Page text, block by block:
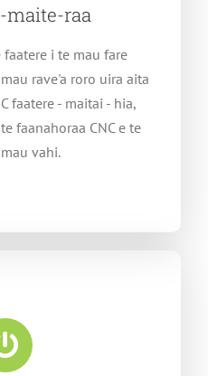
maite-raa
i te mau fare
rave'a roro uira aita
faatere - maitai - hia,
faanahoraa CNC e te
vahi.